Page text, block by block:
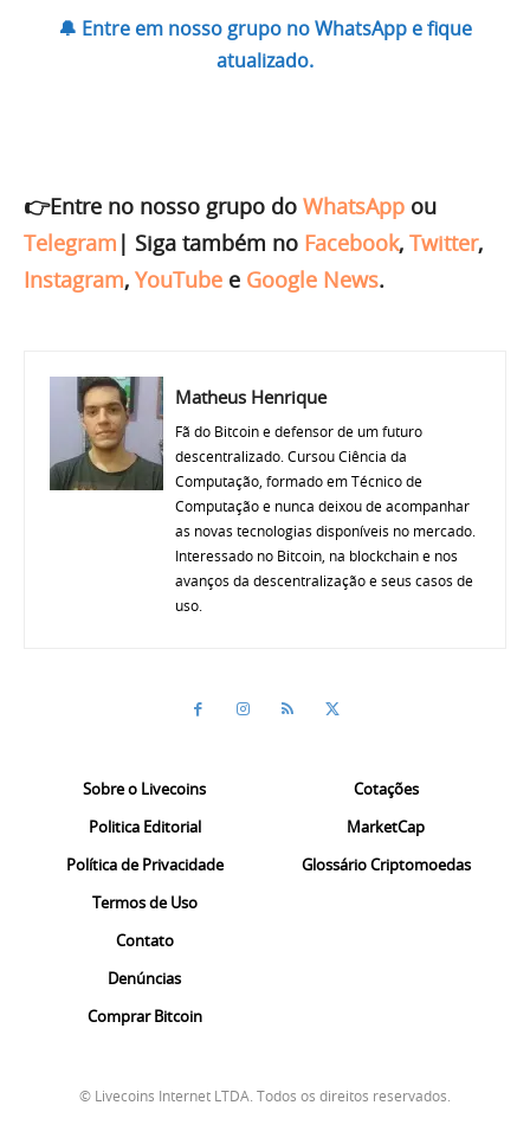
🔔 Entre em nosso grupo no WhatsApp e fique
atualizado.
👉Entre no nosso grupo do WhatsApp ou
Telegram | Siga também no Facebook, Twitter,
Instagram, YouTube e Google News.
Matheus Henrique
Fã do Bitcoin e defensor de um futuro
descentralizado. Cursou Ciência da
Computação, formado em Técnico de
Computação e nunca deixou de acompanhar
as novas tecnologias disponíveis no mercado.
Interessado no Bitcoin, na blockchain e nos
avanços da descentralização e seus casos de
uso.
Sobre o Livecoins
Politica Editorial
Política de Privacidade
Termos de Uso
Contato
Denúncias
Comprar Bitcoin
Cotações
MarketCap
Glossário Criptomoedas
© Livecoins Internet LTDA. Todos os direitos reservados.